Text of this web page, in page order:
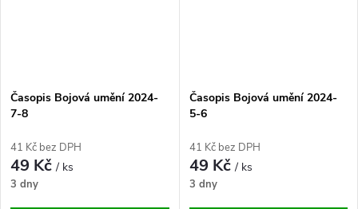
Časopis Bojová umění 2024-
7-8
41 Kč bez DPH
49 Kč/ ks
3 dny
Časopis Bojová umění 2024-
5-6
41 Kč bez DPH
49 Kč/ ks
3 dny